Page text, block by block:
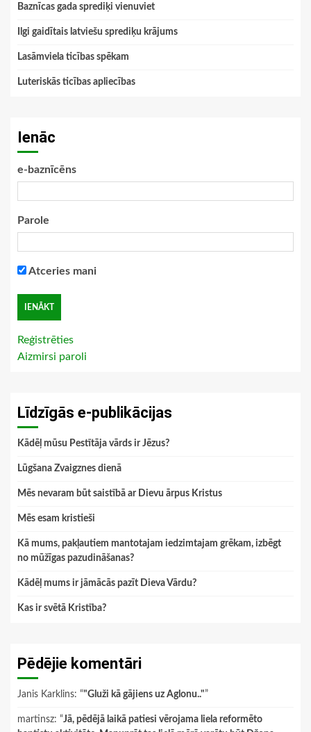
Baznīcas gada sprediķi vienuviet
Ilgi gaidītais latviešu sprediķu krājums
Lasāmviela ticības spēkam
Luteriskās ticības apliecības
Ienāc
e-baznīcēns
Parole
Atceries mani
Reģistrēties
Aizmirsi paroli
Līdzīgās e-publikācijas
Kādēļ mūsu Pestītāja vārds ir Jēzus?
Lūgšana Zvaigznes dienā
Mēs nevaram būt saistībā ar Dievu ārpus Kristus
Mēs esam kristieši
Kā mums, pakļautiem mantotajam iedzimtajam grēkam, izbēgt
no mūžīgas pazudināšanas?
Kādēļ mums ir jāmācās pazīt Dieva Vārdu?
Kas ir svētā Kristība?
Pēdējie komentāri
Janis Karklins: “"Gluži kā gājiens uz Aglonu.."”
martinsz: “Jā, pēdējā laikā patiesi vērojama liela reformēto